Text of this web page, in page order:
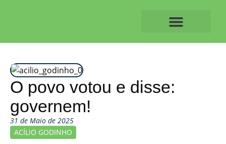
O povo votou e disse:
governem!
31 de Maio de 2025
ACÍLIO GODINHO